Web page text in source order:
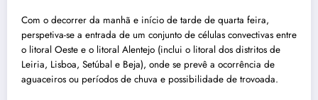
Com o decorrer da manhã e início de tarde de quarta feira,
perspetiva-se a entrada de um conjunto de células convectivas entre
o litoral Oeste e o litoral Alentejo (inclui o litoral dos distritos de
Leiria, Lisboa, Setúbal e Beja), onde se prevê a ocorrência de
aguaceiros ou períodos de chuva e possibilidade de trovoada.